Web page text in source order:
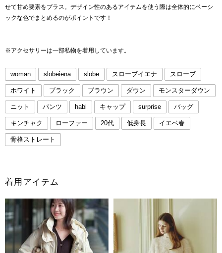
せて甘め要素をプラス。デザイン性のあるアイテムを使う際は全体的にベーシ
ックな色でまとめるのがポイントです！
※アクセサリーは一部私物を着用しています。
woman slobeiena slobe スローブイエナ スローブ
ホワイト ブラック ブラウン ダウン モンスターダウン
ニット パンツ habi キャップ surprise バッグ
キンチャク ローファー 20代 低身長 イエベ春
骨格ストレート
着用アイテム